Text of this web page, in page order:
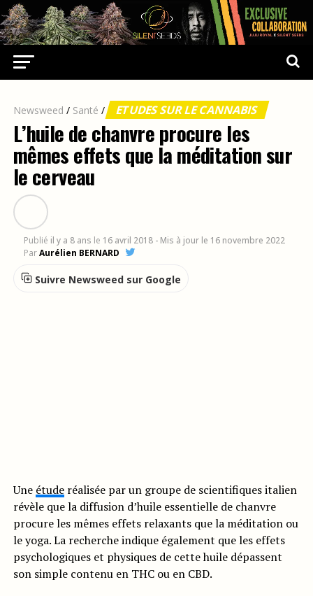
Newsweed / Santé / ETUDES SUR LE CANNABIS
L’huile de chanvre procure les
mêmes effets que la méditation sur
le cerveau
Publié il y a 8 ans le 16 avril 2018 - Mis à jour le 16 novembre 2022
ParAurélien BERNARD
Suivre Newsweed sur Google
Une étuderéalisée par un groupe de scientifiques italien
révèle que la diffusion d’huile essentielle de chanvre
procure les mêmes effets relaxants que la méditation ou
le yoga. La recherche indique également que les effets
psychologiques et physiques de cette huile dépassent
son simple contenu en THC ou en CBD.